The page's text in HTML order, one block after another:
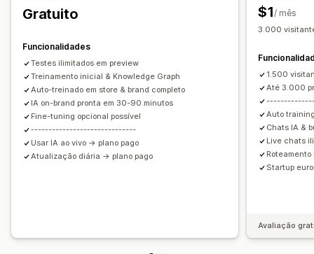
Descontos
FAQ
Respostas rápidas
Alertas de envio
Atualizações de encomendas Venda cruzada
Venda superior
Personalização
Cor e tipo de letra Emojis e stickers
Janela de conversa
Horário de funcionamento Mensagens de boas-vindas
Gratuito
Funcionalidades
Testes ilimitados em preview
Treinamento inicial & Knowledge Graph
Auto-treinado em store & brand completo
IA on-brand pronta em 30-90 minutos
Fine-tuning opcional possível
------------------------------
Usar IA ao vivo → plano pago
Atualização diária → plano pago
$1/ mês
3.000
1.500
Até 3.000
Auto
Chats IA &
Live chats
Startup
Avaliação